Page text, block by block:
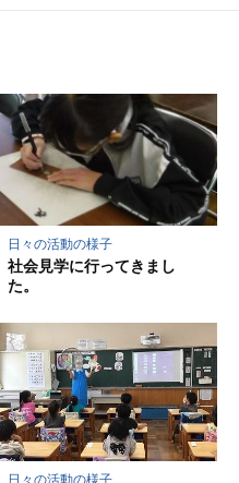
日々の活動の様子
社会見学に行ってきまし
た。
日々の活動の様子